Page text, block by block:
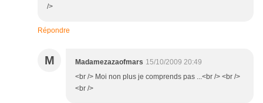
/>
Répondre
M Madamezazaofmars 15/10/2009 20:49
<br /> Moi non plus je comprends pas ...<br /> <br />
<br />